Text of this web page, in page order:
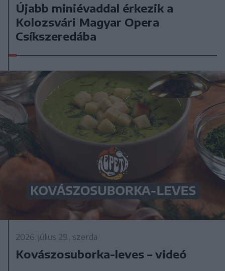
Újabb miniévaddal érkezik a
Kolozsvári Magyar Opera
Csíkszeredába
2026. július 29., szerda
Kovászosuborka-leves – videó